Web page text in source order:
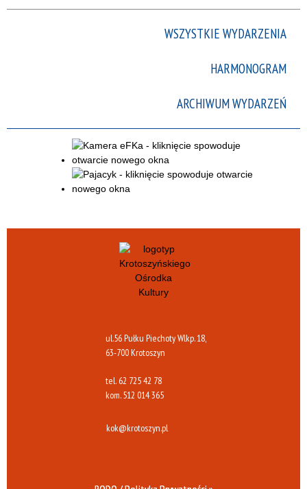
Organizator
WSZYSTKIE WYDARZENIA
HARMONOGRAM
ARCHIWUM WYDARZEŃ
ul.56 Pułku Piechoty Wlkp. 18,
63-700 Krotoszyn
tel. 62 725 42 78
kom.512 014 365
kok@krotoszyn.pl